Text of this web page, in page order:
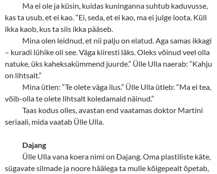
Ma ei ole ja küsin, kuidas kuninganna suhtub kaduvusse,
kas ta usub, et ei kao. “Ei, seda, et ei kao, ma ei julge loota. Küll
ikka kaob, kus ta siis ikka pääseb.
Mina olen leidnud, et nii palju on elatud. Aga samas ikkagi
– kuradi lühike oli see. Väga kiiresti läks. Oleks võinud veel olla
natuke, üks kaheksakümmend juurde.” Ülle Ulla naerab: “Kahju
on lihtsalt.”
Mina ütlen: “Te olete väga ilus.” Ülle Ulla ütleb: “Ma ei tea,
võib-olla te olete lihtsalt koledamaid näinud.”
Taas kodus olles, avastan end vaatamas doktor Martini
seriaali, mida vaatab Ülle Ulla.
Dajang
Ülle Ulla vana koera nimi on Dajang. Oma plastiliste käte,
sügavate silmade ja noore häälega ta mulle kõigepealt õpetab,